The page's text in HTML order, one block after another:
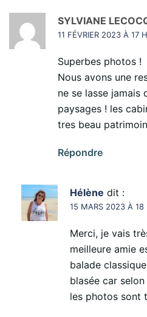
SYLVIANE
11 FÉVRIER 2023 À 17
Superbes photos !
Nous avons une
ne se lasse jamais
paysages ! les
tres beau
Répondre
Hélène dit :
15 MARS 2023 À 18
Merci, je vais
meilleure amie
balade
blasée car
les photos sont